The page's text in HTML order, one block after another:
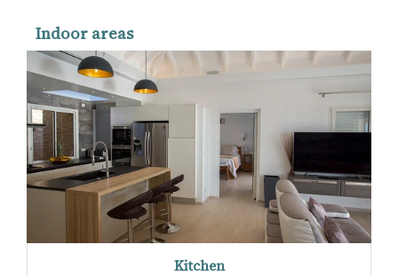
Indoor areas
Kitchen